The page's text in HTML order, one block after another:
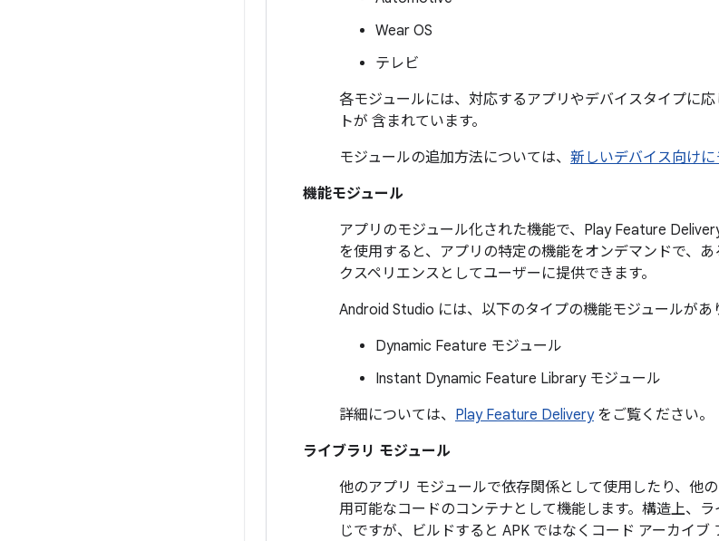
Wear OS
テレビ
各モジュールには、対応するアプリやデバイスタイプに
トが 含まれています。
モジュールの追加方法については、 新しいデバイス向け
機能モジュール
アプリのモジュール化された機能で、Play Feature
を使用すると、アプリの特定の機能をオンデマンドで、あ
クスペリエンスとしてユーザーに提供できます。
Android Studio には、以下のタイプの機能モジュールがあ
Dynamic Feature モジュール
Instant Dynamic Feature Library モジュール
詳細については、 Play Feature Deliveryをご覧ください。
ライブラリ モジュール
他のアプリ モジュールで依存関係として使用したり、他
用可能なコードのコンテナとして機能します。構造上、
じですが、ビルドすると APK ではなくコード アーカイ